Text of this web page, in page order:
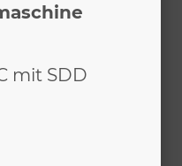
mit SDD